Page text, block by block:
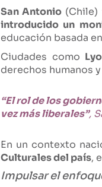
San Antonio (Chile)
introducido un
educación basada
Ciudades como
derechos humanos
“El rol de los
vez más liberales”,
En un contexto
Culturales del país,
Impulsar el